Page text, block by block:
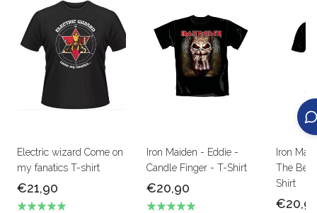
Electric wizard Come on
my fanatics T-shirt
€21,90
Iron Maiden - Eddie -
Candle Finger - T-Shirt
€20,90
Iron
The
Shirt